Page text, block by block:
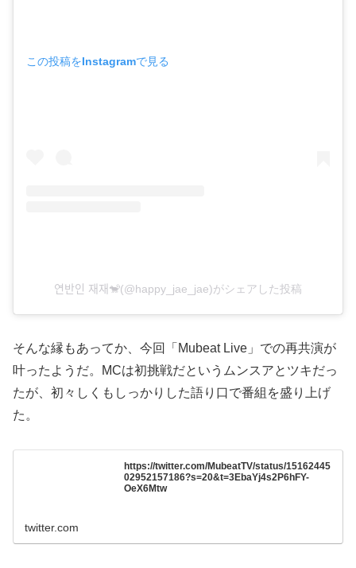
この投稿をInstagramで見る
연반인 재재🐒(@happy_jae_jae)がシェアした投稿
そんな縁もあってか、今回「Mubeat Live」での再共演が
叶ったようだ。MCは初挑戦だというムンスアとツキだっ
たが、初々しくもしっかりした語り口で番組を盛り上げ
た。
https://twitter.com/MubeatTV/status/15162445
02952157186?s=20&t=3EbaYj4s2P6hFY-
OeX6Mtw
twitter.com